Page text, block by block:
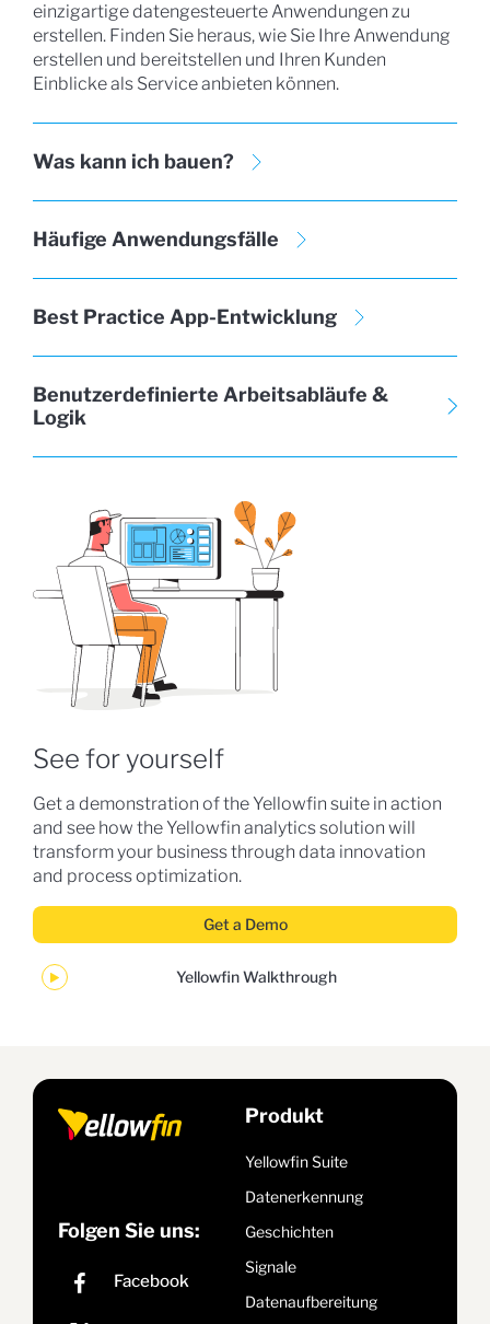
einzigartige datengesteuerte Anwendungen zu
erstellen. Finden Sie heraus, wie Sie Ihre Anwendung
erstellen und bereitstellen und Ihren Kunden
Einblicke als Service anbieten können.
Was kann ich bauen?
Häufige Anwendungsfälle
Best Practice App-Entwicklung
Benutzerdefinierte Arbeitsabläufe &
Logik
See for yourself
Get a demonstration of the Yellowfin suite in action
and see how the Yellowfin analytics solution will
transform your business through data innovation
and process optimization.
Get a Demo
Yellowfin Walkthrough
Folgen Sie uns:
Produkt
Yellowfin Suite
Datenerkennung
Geschichten
Signale
Datenaufbereitung